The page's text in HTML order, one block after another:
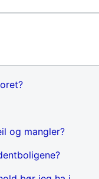
og mangler?